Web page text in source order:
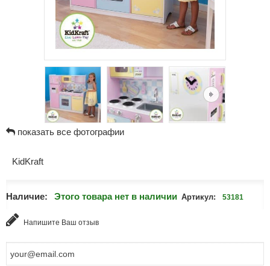
показать все фотографии
KidKraft
Наличие: Этого товара нет в наличии Артикул: 53181
Напишите Ваш отзыв